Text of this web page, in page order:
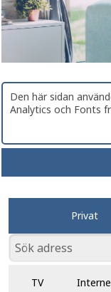
Den här sidan
Analytics och Fonts
Privat
TV